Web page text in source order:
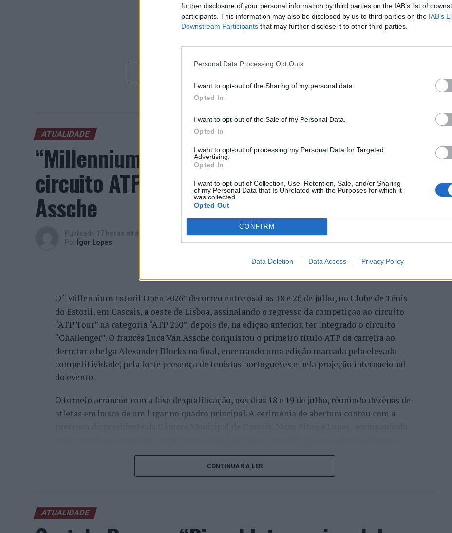
further disclosure of your personal information by third parties on the IAB’s list of
participants. This information may also be disclosed by us to third parties on the IAB’s
Downstream Participants that may further disclose it to other third parties.
Personal Data Processing Opt Outs
I want to opt-out of the Sharing of my personal data.
Opted In
I want to opt-out of the Sale of my Personal Data.
Opted In
I want to opt-out of processing my Personal Data for Targeted
Advertising.
Opted In
I want to opt-out of Collection, Use, Retention, Sale, and/or Sharing
of my Personal Data that Is Unrelated with the Purposes for which it
was collected.
Opted Out
CONFIRM
Data Deletion Data Access Privacy Policy
ATUALIDADE
“Millennium Estoril Open 2026” regressou ao
circuito ATP com vitória do francês Luca Van
Assche
Publicado 17 horas atrás
07/08/2026
Por Ígor Lopes
O “Millennium Estoril Open 2026” decorreu entre os dias 18 e 26 de julho, no Clube de Ténis
do Estoril, em Cascais, a oeste de Lisboa, assinalando o regresso da competição ao circuito
“ATP Tour” na categoria “ATP 250”, depois de, na edição anterior, ter integrado o circuito
“Challenger”. O francês Luca Van Assche conquistou o primeiro título ATP da carreira ao
derrotar o belga Alexander Blockx na final, encerrando uma edição marcada pela elevada
competitividade, pela forte presença de tenistas portugueses e pela projeção internacional
do evento.
O torneio arrancou com a fase de qualificação, nos dias 18 e 19 de julho, reunindo dezenas de
atletas em busca de um lugar no quadro principal. A cerimónia de abertura contou com a
concelho no centro do calendário internacional do ténis.
Apesar das desistências de última hora de jogadores como Casper Ruud (Noruega), Alejandro
pelo italiano Luciano Darderi, pelo chileno Alejandro Tabilo e pelo belga Alexander Blockx.
Um dos momentos mais aguardados da semana foi também o regresso do suíço Stan
CONTINUAR A LER
ATUALIDADE